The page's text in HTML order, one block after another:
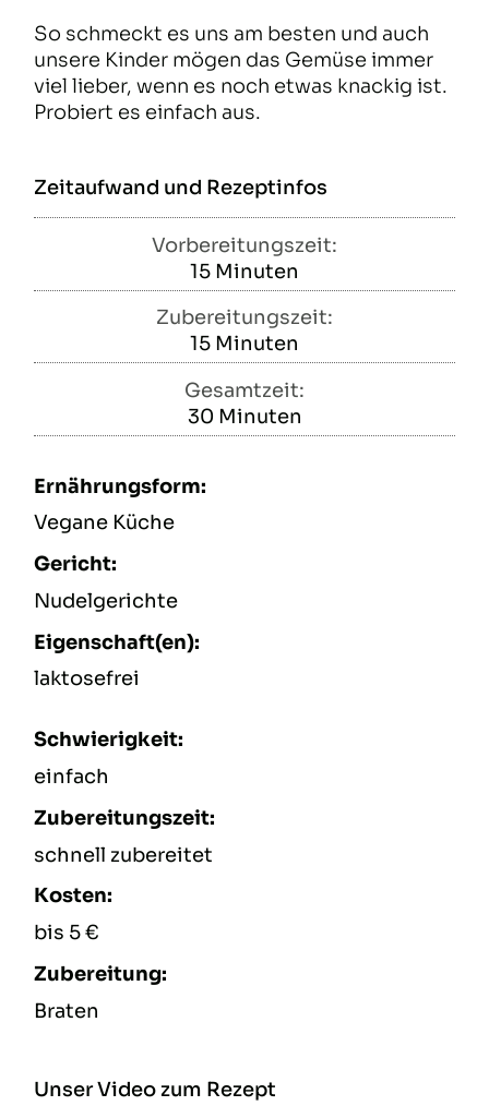
So schmeckt es uns am besten und auch
unsere Kinder mögen das Gemüse immer
viel lieber, wenn es noch etwas knackig ist.
Probiert es einfach aus.
Zeitaufwand und Rezeptinfos
Vorbereitungszeit:
15Minuten
Minuten
Zubereitungszeit:
15Minuten
Minuten
Gesamtzeit:
30Minuten
Minuten
Ernährungsform:
Vegane Küche
Gericht:
Nudelgerichte
Eigenschaft(en):
laktosefrei
Schwierigkeit:
einfach
Zubereitungszeit:
schnell zubereitet
Kosten:
bis 5 €
Zubereitung:
Braten
Unser Video zum Rezept